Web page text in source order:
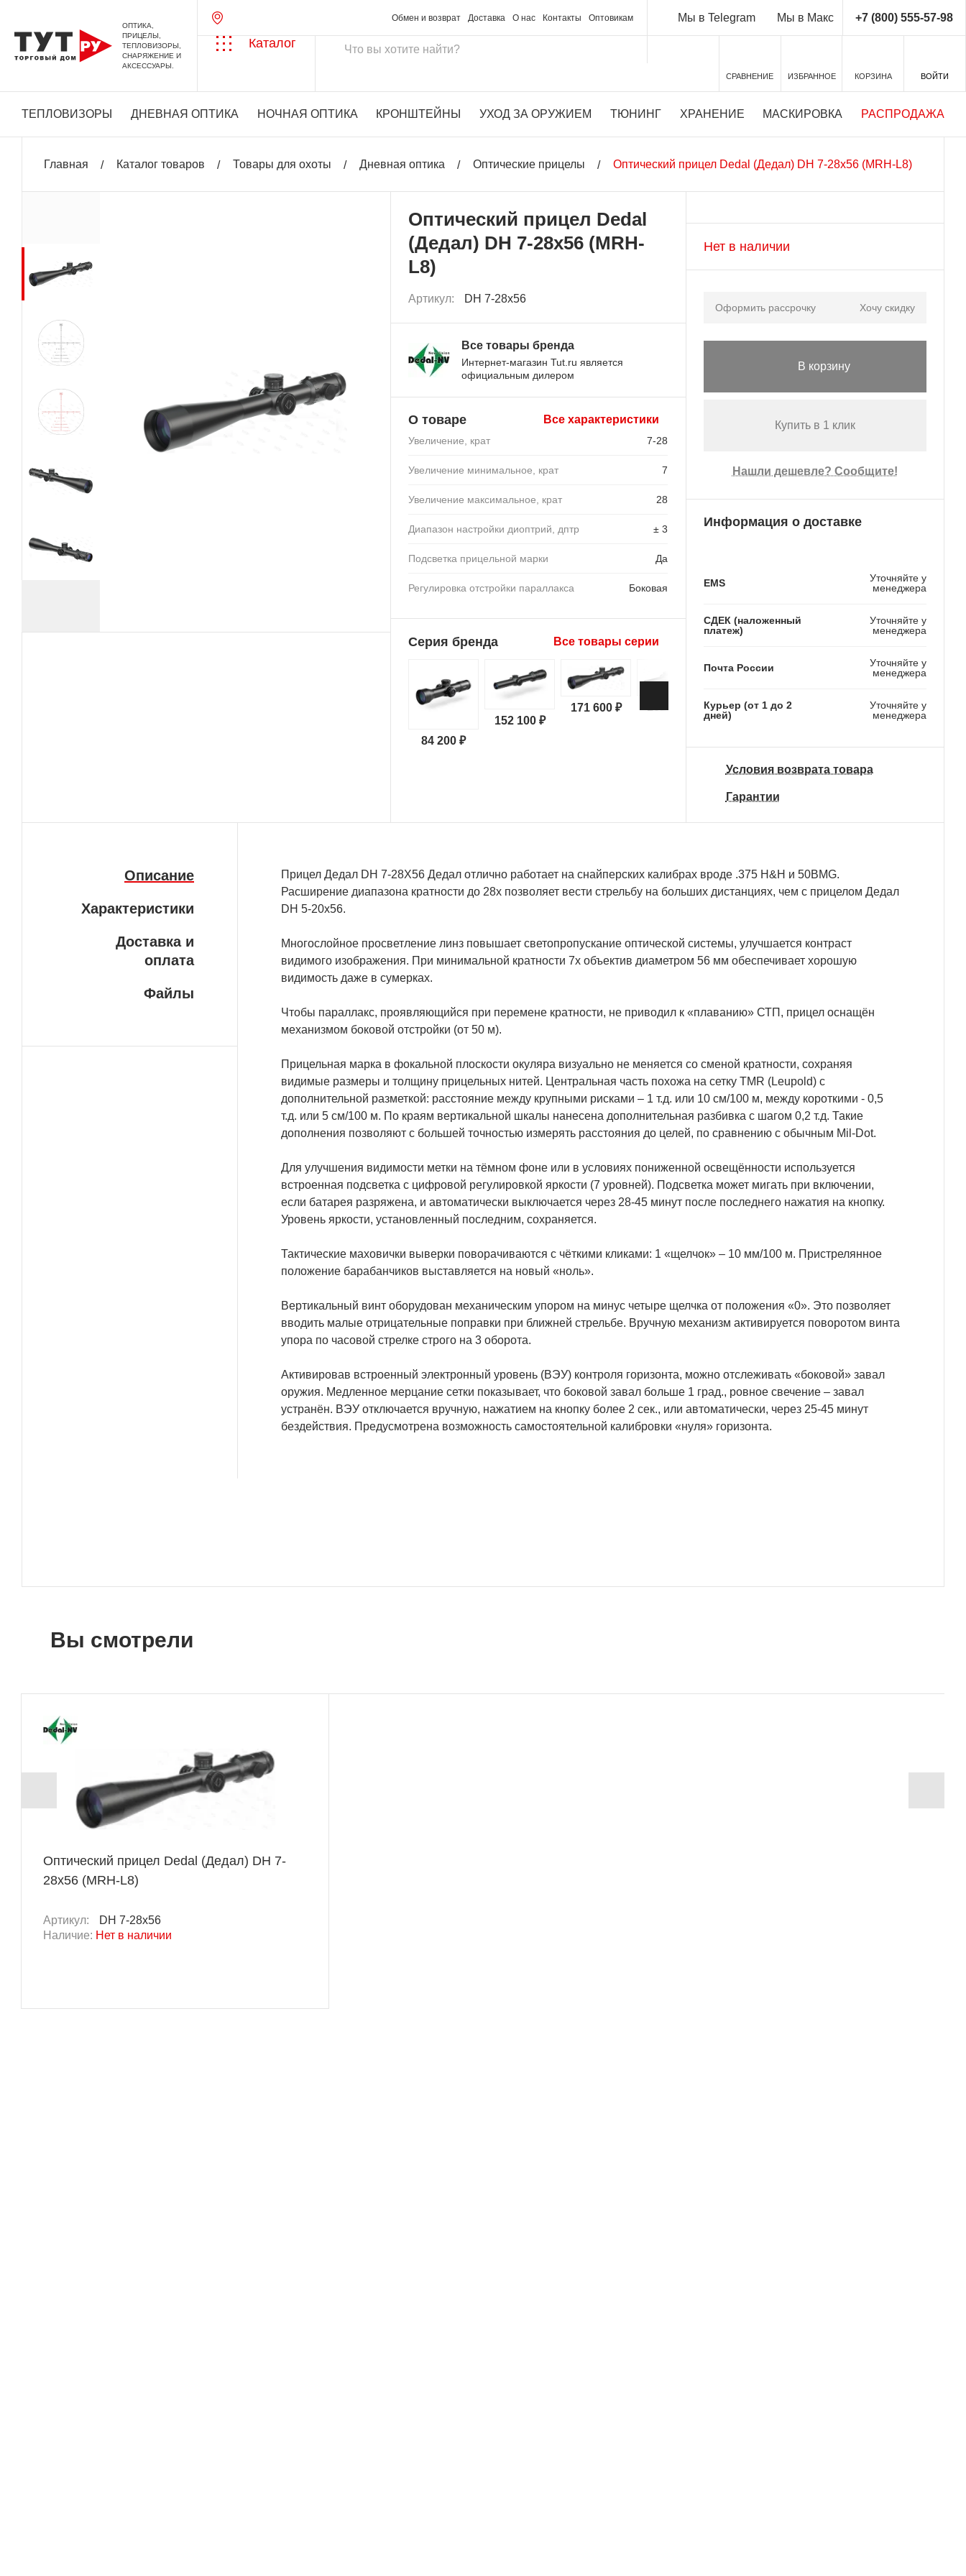
ОПТИКА,
ПРИЦЕЛЫ,
ТЕПЛОВИЗОРЫ,
СНАРЯЖЕНИЕ И
АКСЕССУАРЫ.
Обмен и возврат Доставка О нас Контакты Оптовикам Мы в Telegram Мы в Макс +7 (800) 555-57-98
Каталог
СРАВНЕНИЕ ИЗБРАННОЕ КОРЗИНА ВОЙТИ
ТЕПЛОВИЗОРЫ ДНЕВНАЯ ОПТИКА НОЧНАЯ ОПТИКА КРОНШТЕЙНЫ УХОД ЗА ОРУЖИЕМ ТЮНИНГ ХРАНЕНИЕ МАСКИРОВКА РАСПРОДАЖА
Главная Каталог товаров Товары для охоты Дневная оптика Оптические прицелы Оптический прицел Dedal (Дедал) DH 7-28x56 (MRH-L8)
Оптический прицел Dedal
(Дедал) DH 7-28x56 (MRH-
L8)
Артикул: DH 7-28x56
Все товары бренда
Интернет-магазин Tut.ru является
официальным дилером
О товаре Все характеристики
Увеличение, крат 7-28
Увеличение минимальное, крат 7
Увеличение максимальное, крат 28
Диапазон настройки диоптрий, дптр ± 3
Подсветка прицельной марки Да
Регулировка отстройки параллакса Боковая
Серия бренда Все товары серии
84 200 ₽
152 100 ₽
171 600 ₽
Нет в наличии
Оформить рассрочку Хочу скидку
В корзину
Купить в 1 клик
Нашли дешевле? Сообщите!
Информация о доставке
EMS
Уточняйте у
менеджера
СДЕК (наложенный
платеж)
Уточняйте у
менеджера
Почта России
Уточняйте у
менеджера
Курьер (от 1 до 2
дней)
Уточняйте у
менеджера
Условия возврата товара
Гарантии
Описание
Характеристики
Доставка и
оплата
Файлы
Прицел Дедал DH 7-28Х56 Дедал отлично работает на снайперских калибрах вроде .375 H&H и 50BMG.
Расширение диапазона кратности до 28x позволяет вести стрельбу на больших дистанциях, чем с прицелом Дедал
DH 5-20x56.
Многослойное просветление линз повышает светопропускание оптической системы, улучшается контраст
видимого изображения. При минимальной кратности 7x объектив диаметром 56 мм обеспечивает хорошую
видимость даже в сумерках.
Чтобы параллакс, проявляющийся при перемене кратности, не приводил к «плаванию» СТП, прицел оснащён
механизмом боковой отстройки (от 50 м).
Прицельная марка в фокальной плоскости окуляра визуально не меняется со сменой кратности, сохраняя
видимые размеры и толщину прицельных нитей. Центральная часть похожа на сетку TMR (Leupold) с
дополнительной разметкой: расстояние между крупными рисками – 1 т.д. или 10 см/100 м, между короткими - 0,5
т.д. или 5 см/100 м. По краям вертикальной шкалы нанесена дополнительная разбивка с шагом 0,2 т.д. Такие
дополнения позволяют с большей точностью измерять расстояния до целей, по сравнению с обычным Mil-Dot.
Для улучшения видимости метки на тёмном фоне или в условиях пониженной освещённости используется
встроенная подсветка с цифровой регулировкой яркости (7 уровней). Подсветка может мигать при включении,
если батарея разряжена, и автоматически выключается через 28-45 минут после последнего нажатия на кнопку.
Уровень яркости, установленный последним, сохраняется.
Тактические маховички выверки поворачиваются с чёткими кликами: 1 «щелчок» – 10 мм/100 м. Пристрелянное
положение барабанчиков выставляется на новый «ноль».
Вертикальный винт оборудован механическим упором на минус четыре щелчка от положения «0». Это позволяет
вводить малые отрицательные поправки при ближней стрельбе. Вручную механизм активируется поворотом винта
упора по часовой стрелке строго на 3 оборота.
Активировав встроенный электронный уровень (ВЭУ) контроля горизонта, можно отслеживать «боковой» завал
оружия. Медленное мерцание сетки показывает, что боковой завал больше 1 град., ровное свечение – завал
устранён. ВЭУ отключается вручную, нажатием на кнопку более 2 сек., или автоматически, через 25-45 минут
бездействия. Предусмотрена возможность самостоятельной калибровки «нуля» горизонта.
Вы смотрели
Оптический прицел Dedal (Дедал) DH 7-
28x56 (MRH-L8)
Артикул:
DH 7-28x56
Наличие: Нет в наличии